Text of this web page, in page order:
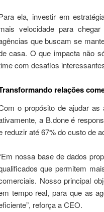
ela, investir em
velocidade para
que buscam se
casa. O que impacta não
com desafios
relações
o propósito de ajudar as
a B.done é
reduzir até 67% do custo de
nossa base de dados
que permitem
Nosso principal
tempo real, para que as
reforça a CEO.